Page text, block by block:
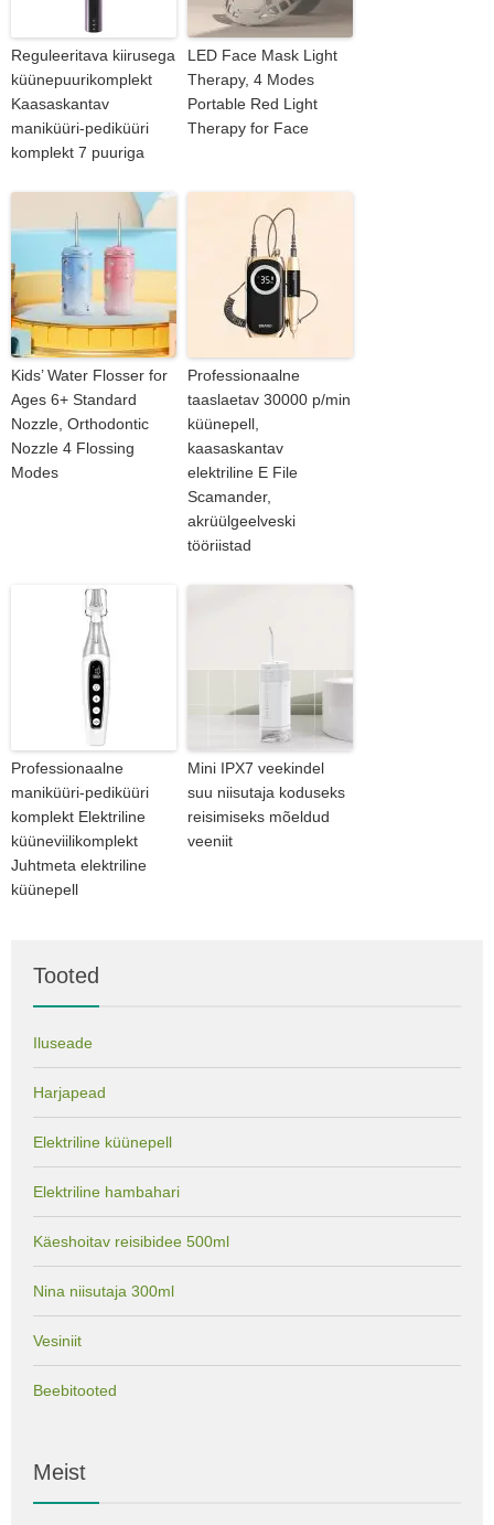
Reguleeritava kiirusega
küünepuurikomplekt
Kaasaskantav
maniküüri-pediküüri
komplekt 7 puuriga
LED Face Mask Light
Therapy, 4 Modes
Portable Red Light
Therapy for Face
Kids’ Water Flosser for
Ages 6+ Standard
Nozzle, Orthodontic
Nozzle 4 Flossing
Modes
Professionaalne
taaslaetav 30000 p/min
küünepell,
kaasaskantav
elektriline E File
Scamander,
akrüülgeelveski
tööriistad
Professionaalne
maniküüri-pediküüri
komplekt Elektriline
küüneviilikomplekt
Juhtmeta elektriline
küünepell
Mini IPX7 veekindel
suu niisutaja koduseks
reisimiseks mõeldud
veeniit
Tooted
Iluseade
Harjapead
Elektriline küünepell
Elektriline hambahari
Käeshoitav reisibidee 500ml
Nina niisutaja 300ml
Vesiniit
Beebitooted
Meist